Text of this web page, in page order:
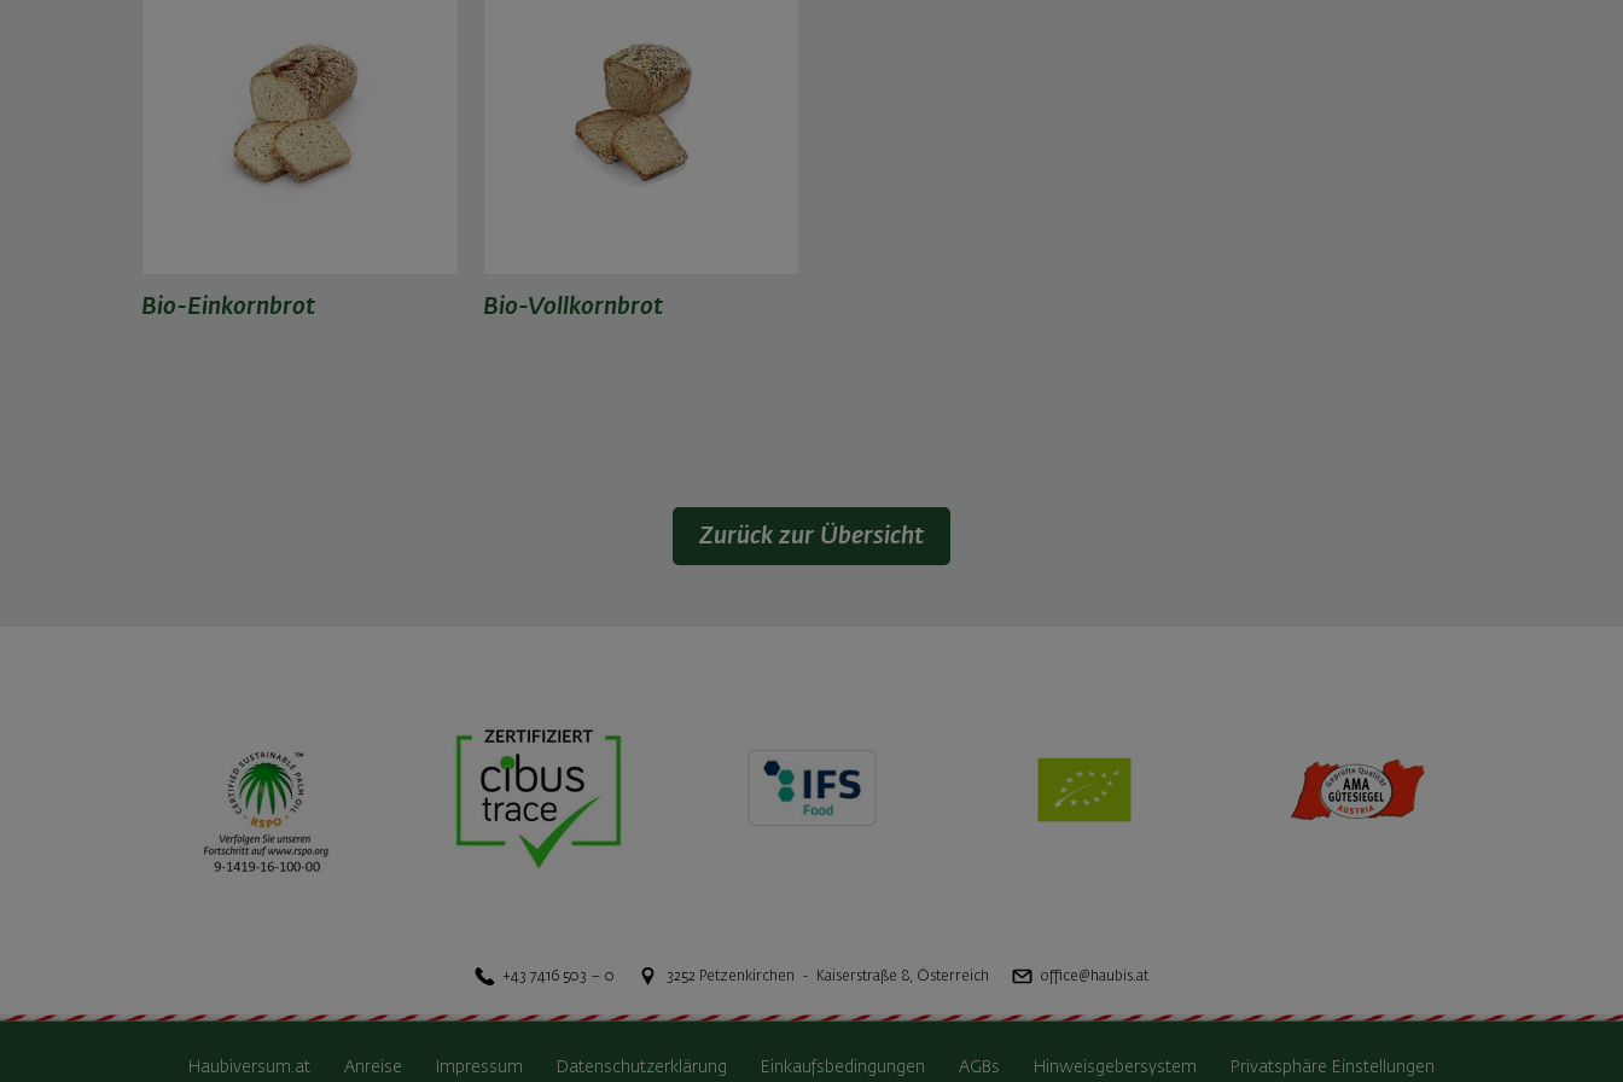
Bio-Einkornbrot Bio-Vollkornbrot
Zurück zur Übersicht
+43 7416 503 – 0 3252 Petzenkirchen - Kaiserstraße 8, Österreich office@haubis.at
Haubiversum.at Anreise Impressum Datenschutzerklärung Einkaufsbedingungen AGBs Hinweisgebersystem Privatsphäre Einstellungen